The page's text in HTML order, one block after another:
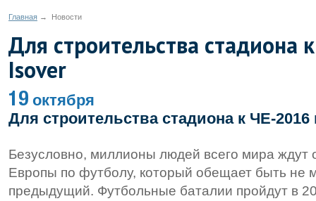
Главная → Новости
Для строительства
Isover
19 октября
Для строительства стадиона к ЧЕ-
Безусловно, миллионы людей всего мира ждут
Европы по футболу, который обещает быть не
предыдущий. Футбольные баталии пройдут в